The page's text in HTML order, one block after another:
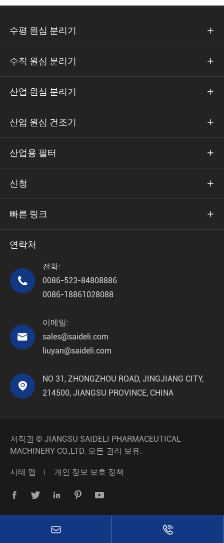
수평 원심 분리기 
수직 원심 분리기 
산업 원심 분리기 
산업 원심 건조기 
산업용 필터 
신청 
빠른 링크 
연락처

전화:
0086-523-84808886
0086-18861028088

이메일:
sales@saideli.com
liuyan@saideli.com

NO 31, ZHONGZHOU ROAD, JINGJIANG CITY,
214500, JIANGSU PROVINCE, CHINA
저작권 © JIANGSU SAIDELI PHARMACEUTICAL
MACHINERY CO.,LTD. 모든 권리 보유.
시테 맵 개인 정보 보호 정책
    
 